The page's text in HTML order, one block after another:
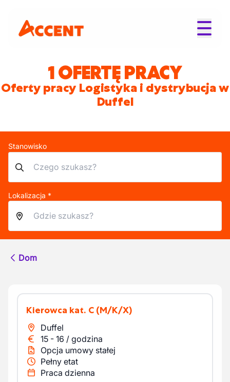
1 OFERTĘ PRACY
Oferty pracy Logistyka i dystrybucja w
Duffel
Stanowisko
Lokalizacja *
Dom
Kierowca kat. C (M/K/X)
Duffel
15 - 16 / godzina
Opcja umowy stałej
Pełny etat
Praca dzienna